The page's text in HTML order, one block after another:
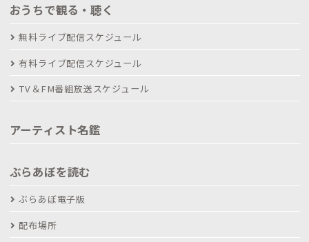
おうちで観る・聴く
無料ライブ配信スケジュール
有料ライブ配信スケジュール
TV＆FM番組放送スケジュール
アーティスト名鑑
ぶらあぼを読む
ぶらあぼ電子版
配布場所